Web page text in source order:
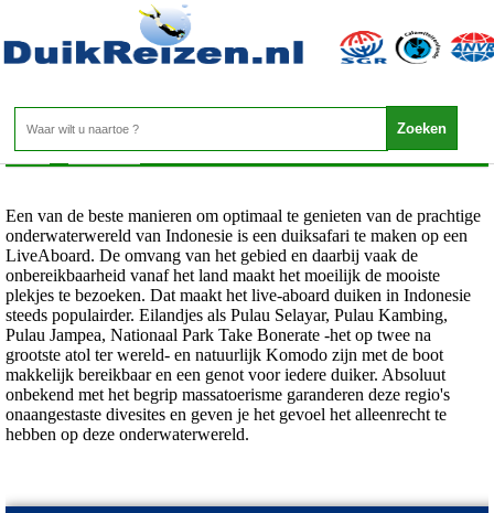
Indonesie - Liveaboards Indonesie
Home>Indonesie>Liveaboards Indonesie
Een van de beste manieren om optimaal te genieten van de prachtige
onderwaterwereld van Indonesie is een duiksafari te maken op een
LiveAboard. De omvang van het gebied en daarbij vaak de
onbereikbaarheid vanaf het land maakt het moeilijk de mooiste
plekjes te bezoeken. Dat maakt het live-aboard duiken in Indonesie
steeds populairder. Eilandjes als Pulau Selayar, Pulau Kambing,
Pulau Jampea, Nationaal Park Take Bonerate -het op twee na
grootste atol ter wereld- en natuurlijk Komodo zijn met de boot
makkelijk bereikbaar en een genot voor iedere duiker. Absoluut
onbekend met het begrip massatoerisme garanderen deze regio's
onaangestaste divesites en geven je het gevoel het alleenrecht te
hebben op deze onderwaterwereld.